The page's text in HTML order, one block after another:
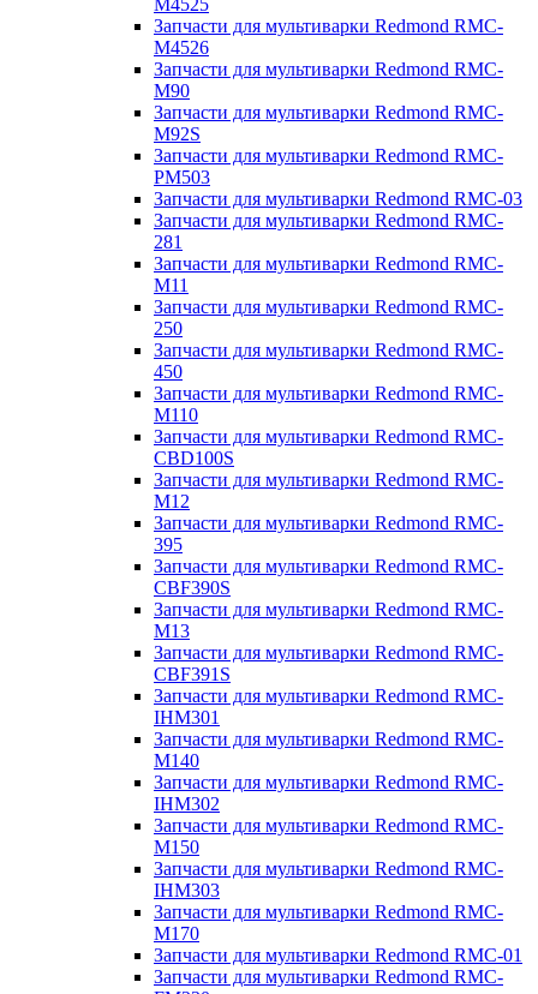
M4525
Запчасти для мультиварки Redmond RMC-
M4526
Запчасти для мультиварки Redmond RMC-
M90
Запчасти для мультиварки Redmond RMC-
M92S
Запчасти для мультиварки Redmond RMC-
PM503
Запчасти для мультиварки Redmond RMC-03
Запчасти для мультиварки Redmond RMC-
281
Запчасти для мультиварки Redmond RMC-
M11
Запчасти для мультиварки Redmond RMC-
250
Запчасти для мультиварки Redmond RMC-
450
Запчасти для мультиварки Redmond RMC-
M110
Запчасти для мультиварки Redmond RMC-
CBD100S
Запчасти для мультиварки Redmond RMC-
M12
Запчасти для мультиварки Redmond RMC-
395
Запчасти для мультиварки Redmond RMC-
CBF390S
Запчасти для мультиварки Redmond RMC-
M13
Запчасти для мультиварки Redmond RMC-
CBF391S
Запчасти для мультиварки Redmond RMC-
IHM301
Запчасти для мультиварки Redmond RMC-
M140
Запчасти для мультиварки Redmond RMC-
IHM302
Запчасти для мультиварки Redmond RMC-
M150
Запчасти для мультиварки Redmond RMC-
IHM303
Запчасти для мультиварки Redmond RMC-
M170
Запчасти для мультиварки Redmond RMC-01
Запчасти для мультиварки Redmond RMC-